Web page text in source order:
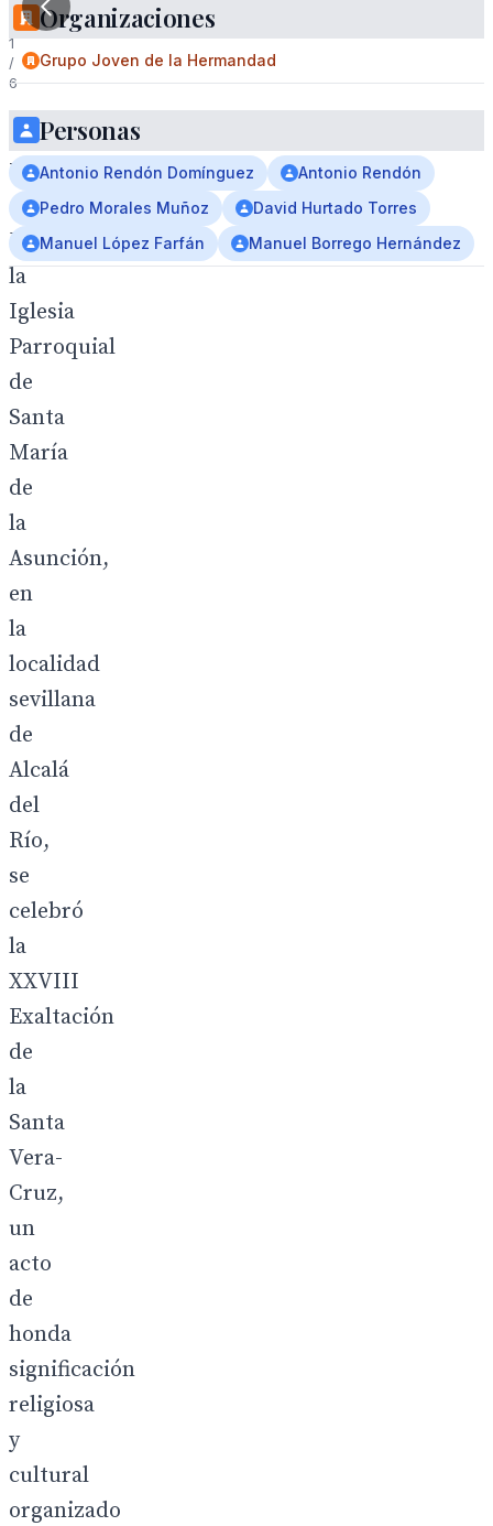
1
/
6
Antonio
Rendón
.
En
la
Iglesia
Parroquial
de
Santa
María
de
la
Asunción,
en
la
localidad
sevillana
de
Alcalá
del
Río,
se
celebró
la
XXVIII
Exaltación
de
la
Santa
Vera-
Cruz,
un
acto
de
honda
significación
religiosa
y
cultural
organizado
Organizaciones
Grupo Joven de la Hermandad
Personas
Antonio Rendón Domínguez
Antonio Rendón
Pedro Morales Muñoz
David Hurtado Torres
Manuel López Farfán
Manuel Borrego Hernández